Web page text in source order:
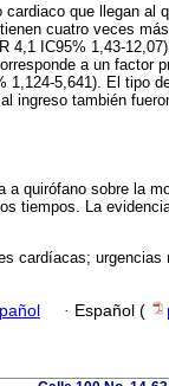
que llegan al
cuatro veces
4,1 IC95% 1,43-
a un factor
1,124-5,641). El tipo
ingreso también
quirófano sobre la
tiempos. La
cardíacas;
· Español (